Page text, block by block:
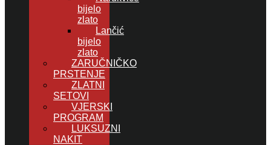
bijelo
zlato
Lančić
bijelo
zlato
ZARUČNIČKO
PRSTENJE
ZLATNI
SETOVI
VJERSKI
PROGRAM
LUKSUZNI
NAKIT